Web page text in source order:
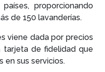
proporcionando
de 150 lavanderías.
viene dada por precios
tarjeta de fidelidad que
en sus servicios.